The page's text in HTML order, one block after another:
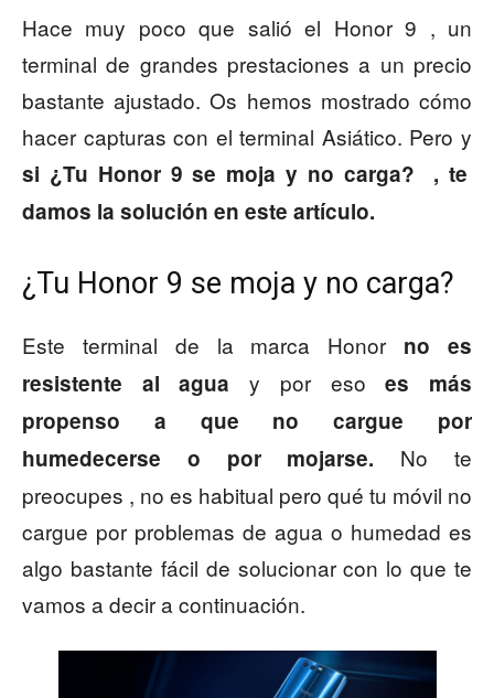
Hace muy poco que salió el Honor 9 , un
terminal de grandes prestaciones a un precio
bastante ajustado. Os hemos mostrado cómo
hacer capturas con el terminal Asiático. Pero y
si ¿Tu Honor 9 se moja y no carga? , te
damos la solución en este artículo.
¿Tu Honor 9 se moja y no carga?
Este terminal de la marca Honor no es
resistente al agua y por esoes más
propenso a que no cargue por
humedecerse o por mojarse. No te
preocupes , no es habitual pero qué tu móvil no
cargue por problemas de agua o humedad es
algo bastante fácil de solucionar con lo que te
vamos a decir a continuación.